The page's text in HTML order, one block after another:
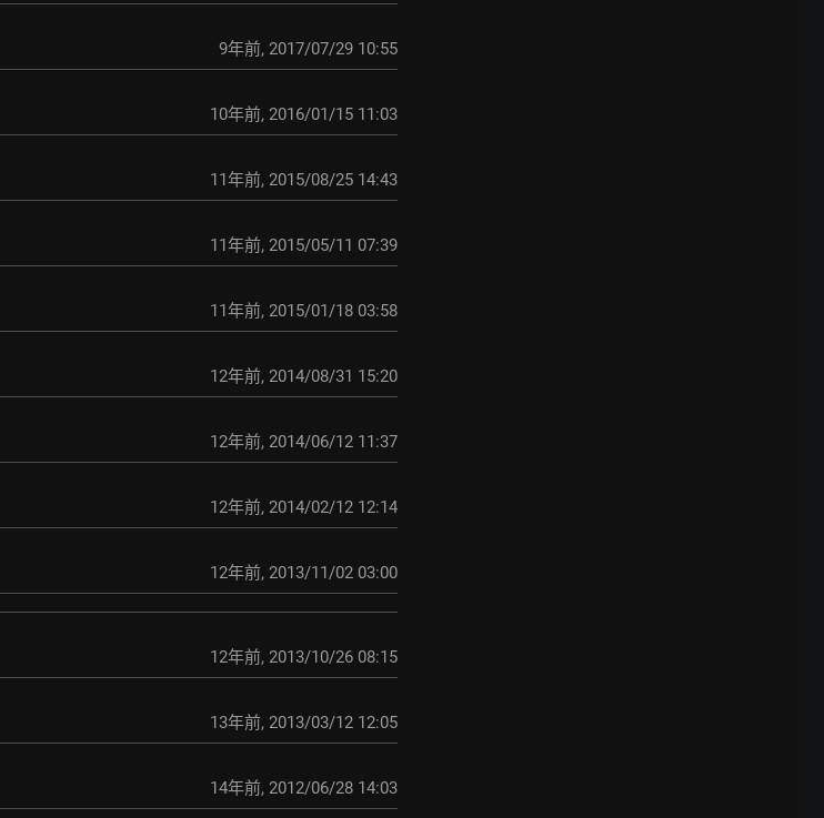
9年前, 2017/07/29 10:55
10年前, 2016/01/15 11:03
11年前, 2015/08/25 14:43
11年前, 2015/05/11 07:39
11年前, 2015/01/18 03:58
12年前, 2014/08/31 15:20
12年前, 2014/06/12 11:37
12年前, 2014/02/12 12:14
12年前, 2013/11/02 03:00
12年前, 2013/10/26 08:15
13年前, 2013/03/12 12:05
14年前, 2012/06/28 14:03